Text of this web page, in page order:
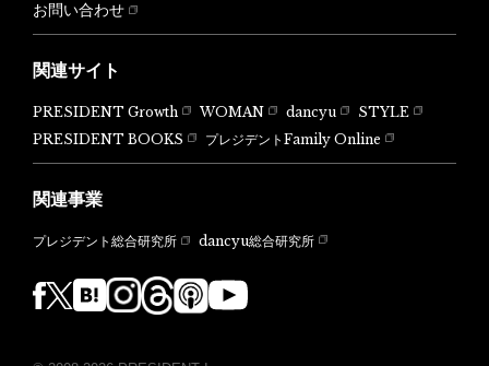
お問い合わせ
関連サイト
PRESIDENT Growth WOMAN dancyu
STYLE
PRESIDENT BOOKS
プレジデントFamily Online
関連事業
プレジデント総合研究所 dancyu総合研究所